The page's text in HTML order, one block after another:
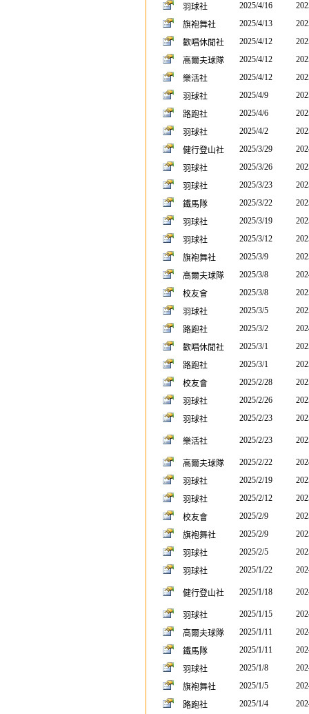
羽球社
2025/4/16
旗袍舞社
2025/4/13
歡唱休閒社
2025/4/12
高爾夫球隊
2025/4/12
樂活社
2025/4/12
羽球社
2025/4/9
路跑社
2025/4/6
羽球社
2025/4/2
健行登山社
2025/3/29
羽球社
2025/3/26
羽球社
2025/3/23
鐵馬隊
2025/3/22
羽球社
2025/3/19
羽球社
2025/3/12
旗袍舞社
2025/3/9
高爾夫球隊
2025/3/8
校友會
2025/3/8
羽球社
2025/3/5
路跑社
2025/3/2
歡唱休閒社
2025/3/1
路跑社
2025/3/1
校友會
2025/2/28
羽球社
2025/2/26
羽球社
2025/2/23
樂活社 2025/2/23
高爾夫球隊 2025/2/22
羽球社
2025/2/19
羽球社
2025/2/12
校友會
2025/2/9
旗袍舞社
2025/2/9
羽球社
2025/2/5
羽球社
2025/1/22
健行登山社 2025/1/18
羽球社 2025/1/15
高爾夫球隊
2025/1/11
鐵馬隊
2025/1/11
羽球社
2025/1/8
旗袍舞社
2025/1/5
路跑社
2025/1/4